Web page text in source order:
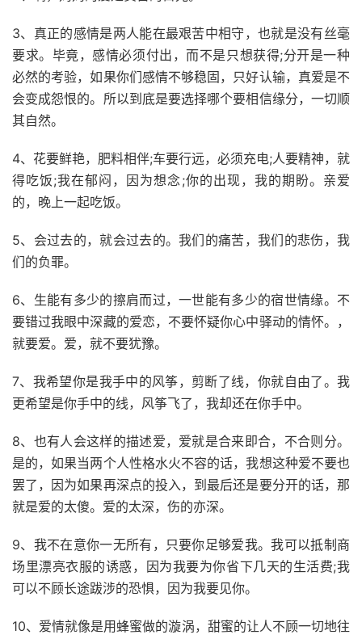
3、真正的感情是两人能在最艰苦中相守，也就是没有丝毫
要求。毕竟，感情必须付出，而不是只想获得;分开是一种
必然的考验，如果你们感情不够稳固，只好认输，真爱是不
会变成怨恨的。所以到底是要选择哪个要相信缘分，一切顺
其自然。
4、花要鲜艳，肥料相伴;车要行远，必须充电;人要精神，就
得吃饭;我在郁闷，因为想念;你的出现，我的期盼。亲爱
的，晚上一起吃饭。
5、会过去的，就会过去的。我们的痛苦，我们的悲伤，我
们的负罪。
6、生能有多少的擦肩而过，一世能有多少的宿世情缘。不
要错过我眼中深藏的爱恋，不要怀疑你心中驿动的情怀。，
就要爱。爱，就不要犹豫。
7、我希望你是我手中的风筝，剪断了线，你就自由了。我
更希望是你手中的线，风筝飞了，我却还在你手中。
8、也有人会这样的描述爱，爱就是合来即合，不合则分。
是的，如果当两个人性格水火不容的话，我想这种爱不要也
罢了，因为如果再深点的投入，到最后还是要分开的话，那
就是爱的太傻。爱的太深，伤的亦深。
9、我不在意你一无所有，只要你足够爱我。我可以抵制商
场里漂亮衣服的诱惑，因为我要为你省下几天的生活费;我
可以不顾长途跋涉的恐惧，因为我要见你。
10、爱情就像是用蜂蜜做的漩涡，甜蜜的让人不顾一切地往